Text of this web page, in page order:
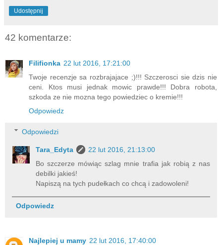
Udostępnij
42 komentarze:
Filifionka 22 lut 2016, 17:21:00
Twoje recenzje sa rozbrajajace ;)!!! Szczerosci sie dzis nie
ceni. Ktos musi jednak mowic prawde!!! Dobra robota,
szkoda ze nie mozna tego powiedziec o kremie!!!
Odpowiedz
Odpowiedzi
Tara_Edyta
22 lut 2016, 21:13:00
Bo szczerze mówiąc szlag mnie trafia jak robią z nas
debilki jakieś!
Napiszą na tych pudełkach co chcą i zadowoleni!
Odpowiedz
Najlepiej u mamy 22 lut 2016, 17:40:00